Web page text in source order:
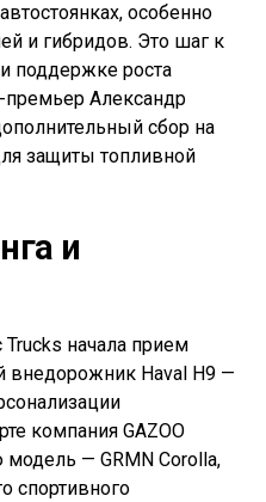
особенно
и гибридов. Это шаг к
поддержке роста
премьер Александр
сбор на
защиты топливной
и
начала прием
внедорожник Haval H9 —
компания GAZOO
модель — GRMN Corolla,
спортивного